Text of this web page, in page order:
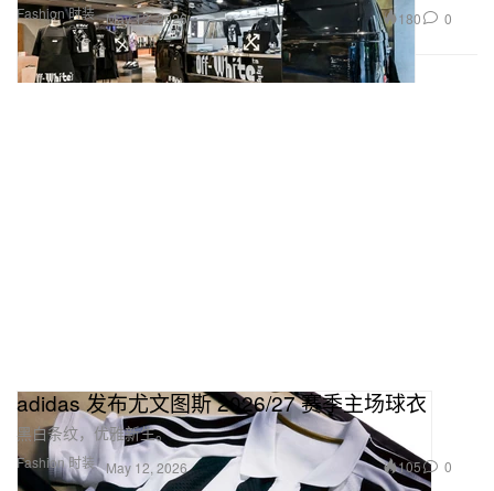
Fashion 时装 May 12, 2026 180 0
Fashion 时装
adidas 发布尤文图斯 2026/27 赛季主场球衣
黑白条纹，优雅新生。
May 12, 2026 105 0